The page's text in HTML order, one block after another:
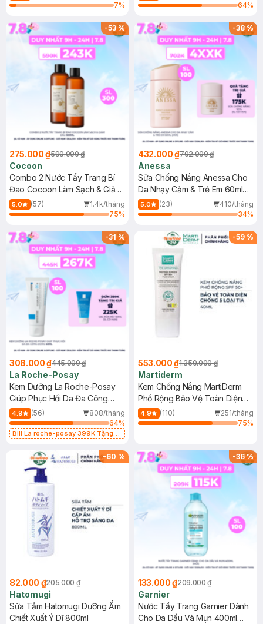
7%
64%
-53%
275.000 ₫590.000 ₫
Cocoon
Combo 2 Nước Tẩy Trang Bí
Đao Cocoon Làm Sạch & Giảm
Dầu 500ml
5.0 (57)
1.4k/tháng
75%
-38%
432.000 ₫702.000 ₫
Anessa
Sữa Chống Nắng Anessa Cho
Da Nhạy Cảm & Trẻ Em 60ml
(Mới)
5.0 (23)
410/tháng
34%
-31%
308.000 ₫445.000 ₫
La Roche-Posay
Kem Dưỡng La Roche-Posay
Giúp Phục Hồi Da Đa Công
Dụng 40ml
4.9 (56)
808/tháng
64%
Bill La roche-posay 399K Tặng
(SL có hạn)
-59 %
553.000 ₫1.350.000 ₫
Martiderm
Kem Chống Nắng MartiDerm
Phổ Rộng Bảo Vệ Toàn Diện
40ml
4.9 (110)
251/tháng
75%
-60 %
82.000 ₫205.000 ₫
Hatomugi
Sữa Tắm Hatomugi Dưỡng Ẩm
Chiết Xuất Ý Dĩ 800ml
-36%
133.000 ₫209.000 ₫
Garnier
Nước Tẩy Trang Garnier Dành
Cho Da Dầu Và Mụn 400ml